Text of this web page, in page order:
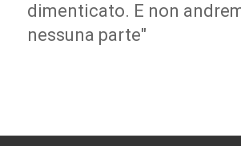
dimenticato. E non
nessuna parte"